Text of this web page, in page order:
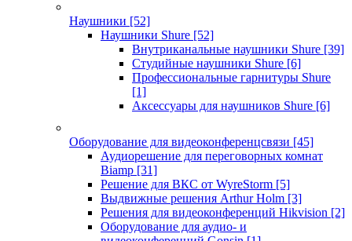
Наушники [52]
Наушники Shure [52]
Внутриканальные наушники Shure [39]
Студийные наушники Shure [6]
Профессиональные гарнитуры Shure
[1]
Аксессуары для наушников Shure [6]
Оборудование для видеоконференцсвязи [45]
Аудиорешение для переговорных комнат
Biamp [31]
Решение для ВКС от WyreStorm [5]
Выдвижные решения Arthur Holm [3]
Решения для видеоконференций Hikvision [2]
Оборудование для аудио- и